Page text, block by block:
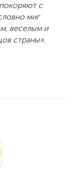
с
миг
веселым и
страны».